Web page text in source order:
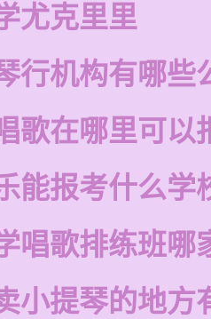
尤克里里
行机构有哪些
歌在哪里可以
能报考什么学
唱歌排练班哪
小提琴的地方